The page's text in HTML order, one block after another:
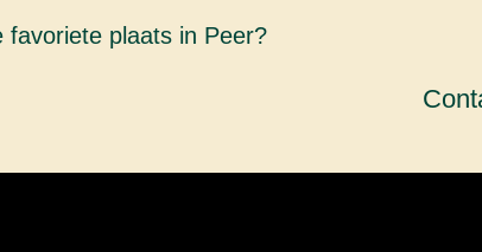
favoriete plaats in Peer?